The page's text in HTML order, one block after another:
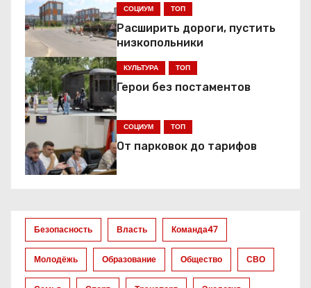
г
а
ц
и
я
п
з
а
п
СОЦИУМ ТОП
Расширить дороги, пустить
низкопольники
КУЛЬТУРА ТОП
Герои без постаментов
СОЦИУМ ТОП
От парковок до тарифов
Безопасность Власть Команда47
Молодёжь Образование Общество СВО